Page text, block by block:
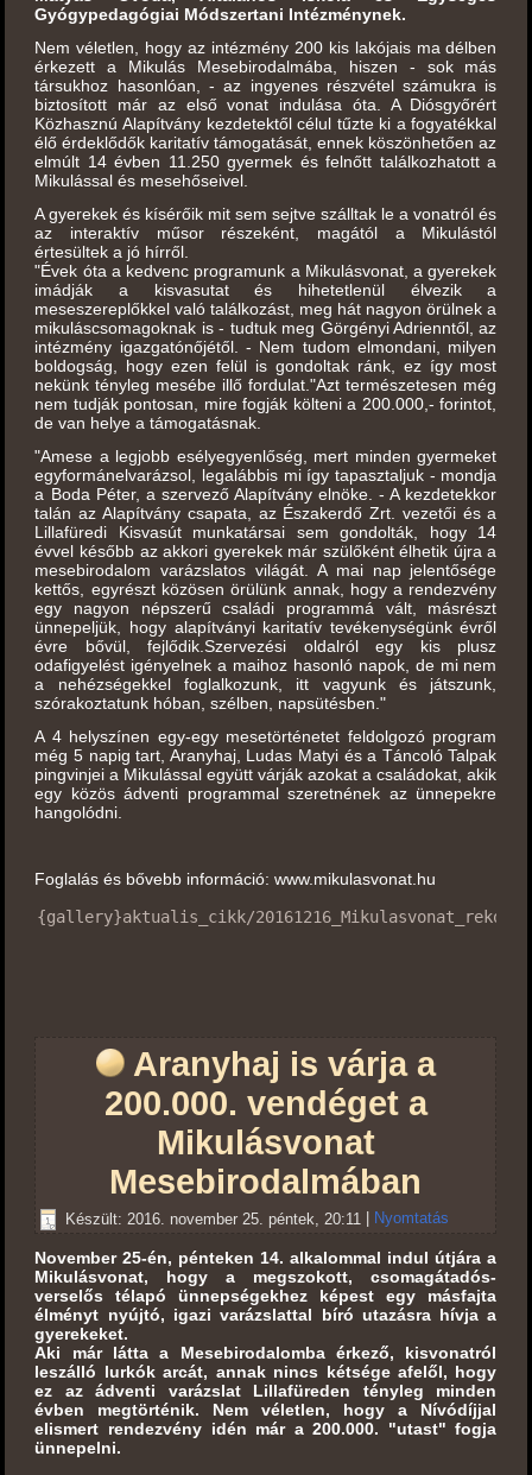
Gyógypedagógiai Módszertani Intézménynek.
Nem véletlen, hogy az intézmény 200 kis lakójais ma délben
érkezett a Mikulás Mesebirodalmába, hiszen - sok más
társukhoz hasonlóan, - az ingyenes részvétel számukra is
biztosított már az első vonat indulása óta. A Diósgyőrért
Közhasznú Alapítvány kezdetektől célul tűzte ki a fogyatékkal
élő érdeklődők karitatív támogatását, ennek köszönhetően az
elmúlt 14 évben 11.250 gyermek és felnőtt találkozhatott a
Mikulással és mesehőseivel.
A gyerekek és kísérőik mit sem sejtve szálltak le a vonatról és
az interaktív műsor részeként, magától a Mikulástól
értesültek a jó hírről.
"Évek óta a kedvenc programunk a Mikulásvonat, a gyerekek
imádják a kisvasutat és hihetetlenül élvezik a
meseszereplőkkel való találkozást, meg hát nagyon örülnek a
mikuláscsomagoknak is - tudtuk meg Görgényi Adrienntől, az
intézmény igazgatónőjétől. - Nem tudom elmondani, milyen
boldogság, hogy ezen felül is gondoltak ránk, ez így most
nekünk tényleg mesébe illő fordulat."Azt természetesen még
nem tudják pontosan, mire fogják költeni a 200.000,- forintot,
de van helye a támogatásnak.
"Amese a legjobb esélyegyenlőség, mert minden gyermeket
egyformánelvarázsol, legalábbis mi így tapasztaljuk - mondja
a Boda Péter, a szervező Alapítvány elnöke. - A kezdetekkor
talán az Alapítvány csapata, az Északerdő Zrt. vezetői és a
Lillafüredi Kisvasút munkatársai sem gondolták, hogy 14
évvel később az akkori gyerekek már szülőként élhetik újra a
mesebirodalom varázslatos világát. A mai nap jelentősége
kettős, egyrészt közösen örülünk annak, hogy a rendezvény
egy nagyon népszerű családi programmá vált, másrészt
ünnepeljük, hogy alapítványi karitatív tevékenységünk évről
évre bővül, fejlődik.Szervezési oldalról egy kis plusz
odafigyelést igényelnek a maihoz hasonló napok, de mi nem
a nehézségekkel foglalkozunk, itt vagyunk és játszunk,
szórakoztatunk hóban, szélben, napsütésben."
A 4 helyszínen egy-egy mesetörténetet feldolgozó program
még 5 napig tart, Aranyhaj, Ludas Matyi és a Táncoló Talpak
pingvinjei a Mikulással együtt várják azokat a családokat, akik
egy közös ádventi programmal szeretnének az ünnepekre
hangolódni.
Foglalás és bővebb információ:www.mikulasvonat.hu
{gallery}aktualis_cikk/
Aranyhaj is várja a
200.000. vendéget a
Mikulásvonat
Mesebirodalmában
Készült: 2016. november 25. péntek, 20:11 Nyomtatás
November 25-én, pénteken 14. alkalommal indul útjára a
Mikulásvonat, hogy a megszokott, csomagátadós-
verselős télapó ünnepségekhez képest egy másfajta
élményt nyújtó, igazi varázslattal bíró utazásra hívja a
gyerekeket.
Aki már látta a Mesebirodalomba érkező, kisvonatról
leszálló lurkók arcát, annak nincs kétsége afelől, hogy
ez az ádventi varázslat Lillafüreden tényleg minden
évben megtörténik. Nem véletlen, hogy a Nívódíjjal
elismert rendezvény idén már a 200.000. "utast" fogja
ünnepelni.